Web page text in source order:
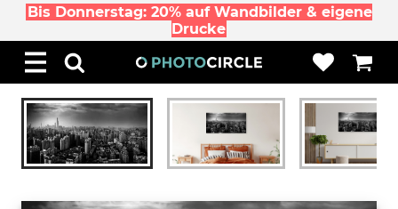
Bis Donnerstag: 20% auf Wandbilder & eigene
Drucke